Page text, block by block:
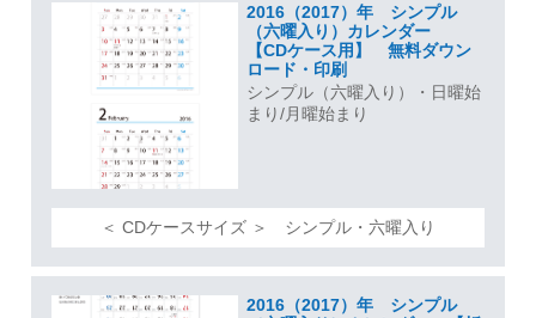
2016（2017）年 シンプル
（六曜入り）カレンダー
【CDケース用】 無料ダウン
ロード・印刷
シンプル（六曜入り）・日曜始
まり/月曜始まり
＜ CDケースサイズ ＞ シンプル・六曜入り
2016（2017）年 シンプル